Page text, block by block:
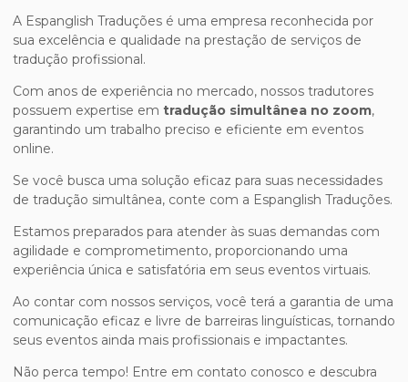
A Espanglish Traduções é uma empresa reconhecida por
sua excelência e qualidade na prestação de serviços de
tradução profissional.
Com anos de experiência no mercado, nossos tradutores
possuem expertise em tradução simultânea no zoom,
garantindo um trabalho preciso e eficiente em eventos
online.
Se você busca uma solução eficaz para suas necessidades
de tradução simultânea, conte com a Espanglish Traduções.
Estamos preparados para atender às suas demandas com
agilidade e comprometimento, proporcionando uma
experiência única e satisfatória em seus eventos virtuais.
Ao contar com nossos serviços, você terá a garantia de uma
comunicação eficaz e livre de barreiras linguísticas, tornando
seus eventos ainda mais profissionais e impactantes.
Não perca tempo! Entre em contato conosco e descubra